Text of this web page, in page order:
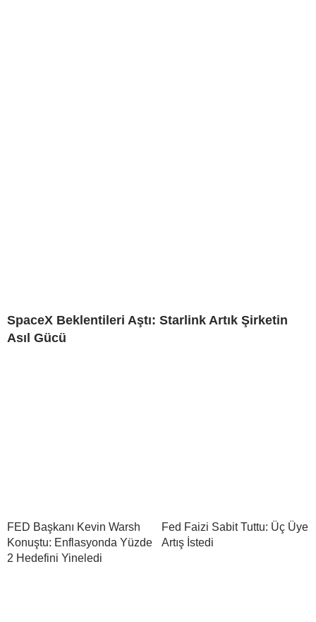
SpaceX Beklentileri Aştı: Starlink Artık Şirketin
Asıl Gücü
FED Başkanı Kevin Warsh
Konuştu: Enflasyonda Yüzde
2 Hedefini Yineledi
Fed Faizi Sabit Tuttu: Üç Üye
Artış İstedi